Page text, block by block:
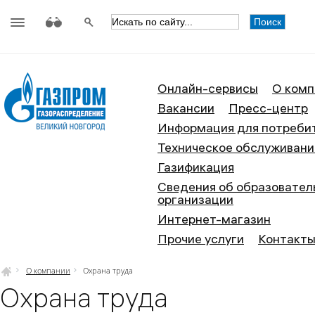
Онлайн-сервисы
О
Вакансии
Пресс-центр
Информация для
Техническое
Газификация
Сведения об
организации
Интернет-магазин
Прочие услуги
Контакты
О компании Охрана труда
Охрана труда